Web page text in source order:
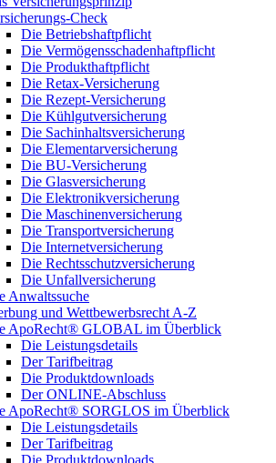
Check
Die Betriebshaftpflicht
Die Vermögensschadenhaftpflicht
Die Produkthaftpflicht
Die Retax-Versicherung
Die Rezept-Versicherung
Die Kühlgutversicherung
Die Sachinhaltsversicherung
Die Elementarversicherung
Die BU-Versicherung
Die Glasversicherung
Die Elektronikversicherung
Die Maschinenversicherung
Die Transportversicherung
Die Internetversicherung
Die Rechtsschutzversicherung
Die Unfallversicherung
Anwaltssuche
und Wettbewerbsrecht A-Z
ApoRecht® GLOBAL im Überblick
Die Leistungsdetails
Der Tarifbeitrag
Die Produktdownloads
Der ONLINE-Abschluss
ApoRecht® SORGLOS im Überblick
Die Leistungsdetails
Der Tarifbeitrag
Die Produktdownloads